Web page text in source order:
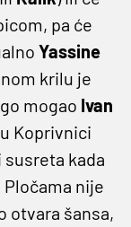
pa će
Yassine
krilu je
mogao Ivan
Koprivnici
susreta kada
nije
otvara šansa,